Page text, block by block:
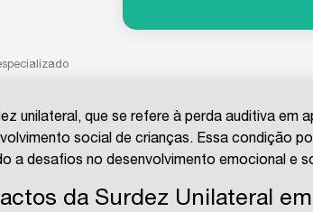
unilateral, que se refere à perda auditiva em
social de crianças. Essa condição
a desafios no desenvolvimento emocional e
da Surdez Unilateral